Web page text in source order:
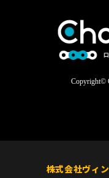
Copyright©
株式会社ヴィ